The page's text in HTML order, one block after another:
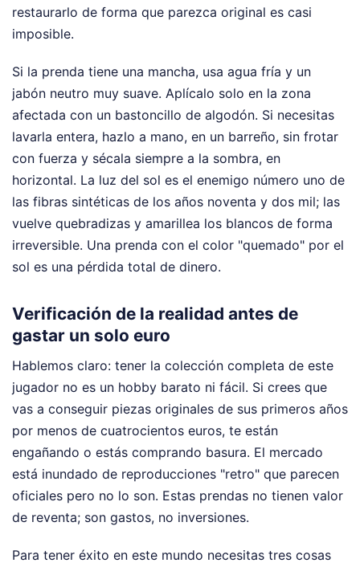
restaurarlo de forma que parezca original es casi
imposible.
Si la prenda tiene una mancha, usa agua fría y un
jabón neutro muy suave. Aplícalo solo en la zona
afectada con un bastoncillo de algodón. Si necesitas
lavarla entera, hazlo a mano, en un barreño, sin frotar
con fuerza y sécala siempre a la sombra, en
horizontal. La luz del sol es el enemigo número uno de
las fibras sintéticas de los años noventa y dos mil; las
vuelve quebradizas y amarillea los blancos de forma
irreversible. Una prenda con el color "quemado" por el
sol es una pérdida total de dinero.
Verificación de la realidad antes de
gastar un solo euro
Hablemos claro: tener la colección completa de este
jugador no es un hobby barato ni fácil. Si crees que
vas a conseguir piezas originales de sus primeros años
por menos de cuatrocientos euros, te están
engañando o estás comprando basura. El mercado
está inundado de reproducciones "retro" que parecen
oficiales pero no lo son. Estas prendas no tienen valor
de reventa; son gastos, no inversiones.
Para tener éxito en este mundo necesitas tres cosas